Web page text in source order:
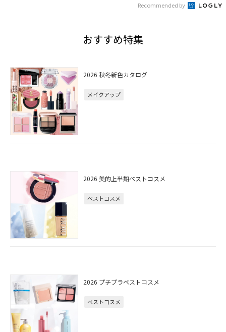
Recommended by
おすすめ特集
2026 秋冬新色カタログ
メイクアップ
2026 美的上半期ベストコスメ
ベストコスメ
2026 プチプラベストコスメ
ベストコスメ